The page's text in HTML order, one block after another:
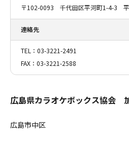
〒102-0093 千代田区平河町1-4-3
連絡先
TEL：03-3221-2491
FAX：03-3221-2588
広島県カラオケボックス協会
広島市中区